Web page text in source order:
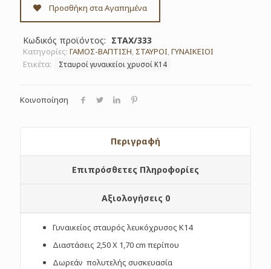
ΣΤΑΧ/333
ποσότητα
Προσθήκη στα Αγαπημένα
Κωδικός προϊόντος: ΣΤΑΧ/333
Κατηγορίες: ΓΑΜΟΣ-ΒΑΠΤΙΣΗ, ΣΤΑΥΡΟΙ,ΓΥΝΑΙΚΕΙΟΙ
Ετικέτα:
Σταυροί γυναικείοι χρυσοί Κ14
Κοινοποίηση
Περιγραφή
Επιπρόσθετες Πληροφορίες
Αξιολογήσεις 0
Γυναικείος σταυρός λευκόχρυσος Κ14
Διαστάσεις 2,50 Χ 1,70 cm περίπου
Δωρεάν πολυτελής συσκευασία